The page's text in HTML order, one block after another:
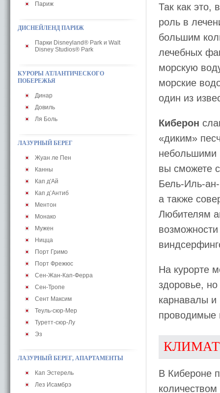
Париж
ДИСНЕЙЛЕНД ПАРИЖ
Парки Disneyland® Park и Walt
Disney Studios® Park
КУРОРЫ АТЛАНТИЧЕСКОГО
ПОБЕРЕЖЬЯ
Динар
Довиль
Ля Боль
ЛАЗУРНЫЙ БЕРЕГ
Жуан ле Пен
Канны
Кап д'Ай
Кап д’Антиб
Ментон
Монако
Мужен
Ницца
Порт Гримо
Порт Фрежюс
Сен-Жан-Кап-Ферра
Сен-Тропе
Сент Максим
Теуль-сюр-Мер
Туретт-сюр-Лу
Эз
ЛАЗУРНЫЙ БЕРЕГ, АПАРТАМЕНТЫ
Кап Эстерель
Лез Исамбрэ
Так как это,
роль в
большим
лечебных
морскую
морские
один из
Киберон
«диким»
небольшими
вы сможете
Бель-Иль-ан-
а также
Любителям
На курорте
здоровье,
карнавалы и
проводимые
КЛИМАТ
В Кибероне